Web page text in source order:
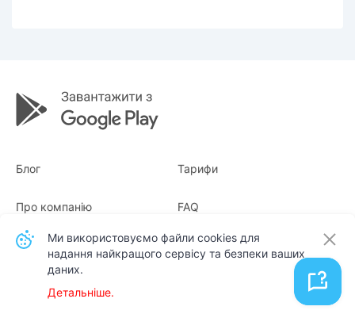
Блог Тарифи
Про компанію
Квитанції
FAQ
Для бізнесу
Ми використовуємо файли cookies для
надання найкращого сервісу та безпеки ваших
даних.
Детальніше.